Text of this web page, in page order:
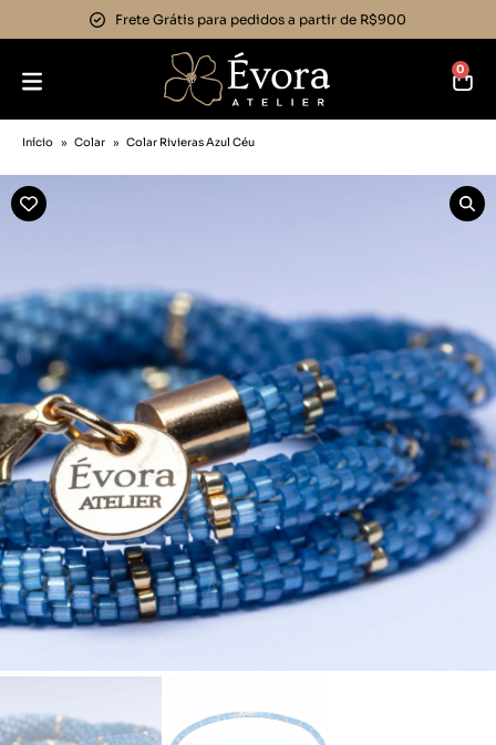
Frete Grátis para pedidos a partir de R$900
0
Início » Colar » Colar Rivieras Azul Céu